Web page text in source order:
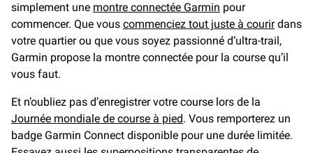
simplement une montre connectée Garmin pour
commencer. Que vous commenciez tout juste à courirdans
votre quartier ou que vous soyez passionné d’ultra-trail,
Garmin propose la montre connectée pour la course qu’il
vous faut.
Et n’oubliez pas d’enregistrer votre course lors de la
Journée mondiale de course à pied. Vous remporterez un
badge Garmin Connect disponible pour une durée limitée.